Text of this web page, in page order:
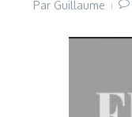
Par Guillaume